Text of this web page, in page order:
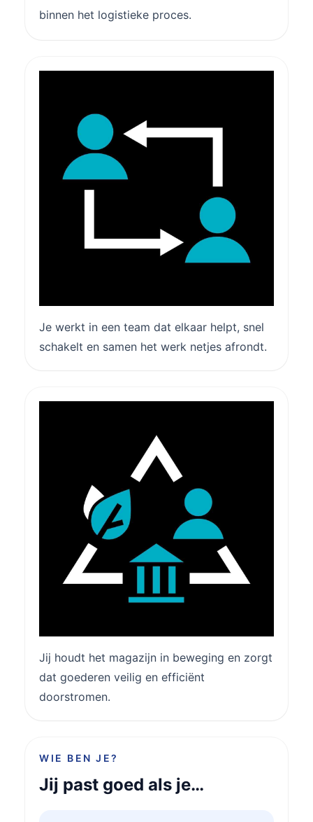
binnen het logistieke proces.
Je werkt in een team dat elkaar helpt, snel
schakelt en samen het werk netjes afrondt.
Jij houdt het magazijn in beweging en zorgt
dat goederen veilig en efficiënt
doorstromen.
WIE BEN JE?
Jij past goed als je…